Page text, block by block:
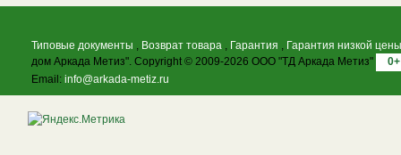
Типовые документы , Возврат товара , Гарантия , Гарантия низкой цены
дом Аркада Метиз". Copyright © 2009-2026 ООО "ТД Аркада Метиз"
0+
Email: info@arkada-metiz.ru